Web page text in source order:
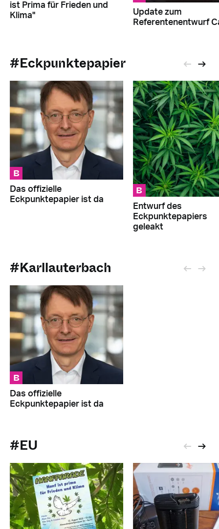
ist Prima für Frieden und
Klima"
Update zum
Referentenentwurf
#Eckpunktepapier
B
Das offizielle
Eckpunktepapier ist da
B
Entwurf des
Eckpunktepapiers
geleakt
#Karllauterbach
B
Das offizielle
Eckpunktepapier ist da
#EU